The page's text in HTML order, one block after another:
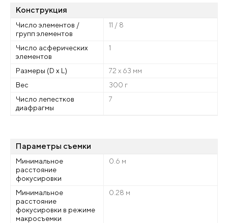
Конструкция
Число элементов /
групп элементов
11 / 8
Число асферических
элементов
1
Размеры (D x L)
72 x 63 мм
Вес
300 г
Число лепестков
диафрагмы
7
Параметры съемки
Минимальное
расстояние
фокусировки
0.6 м
Минимальное
расстояние
фокусировки в режиме
макросъемки
0.28 м